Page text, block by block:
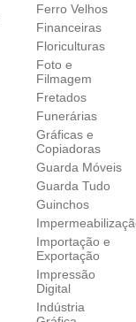
Ferro Velhos
Financeiras
Floriculturas
Foto e
Filmagem
Fretados
Funerárias
Gráficas e
Copiadoras
Guarda Móveis
Guarda Tudo
Guinchos
Importação e
Exportação
Impressão
Digital
Indústria